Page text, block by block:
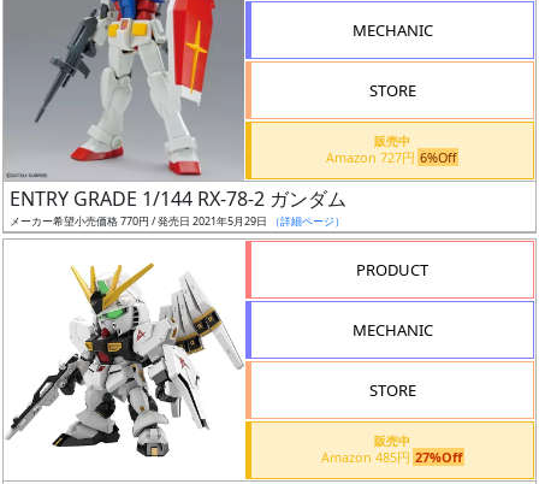
割
引
店
MECHANIC
STORE
販売中
Amazon 727円 6%Off
ENTRY GRADE 1/144 RX-78-2 ガンダム
メーカー希望小売価格 770円 / 発売日 2021年5月29日 （詳細ページ）
PRODUCT
MECHANIC
STORE
販売中
Amazon 485円 27%Off